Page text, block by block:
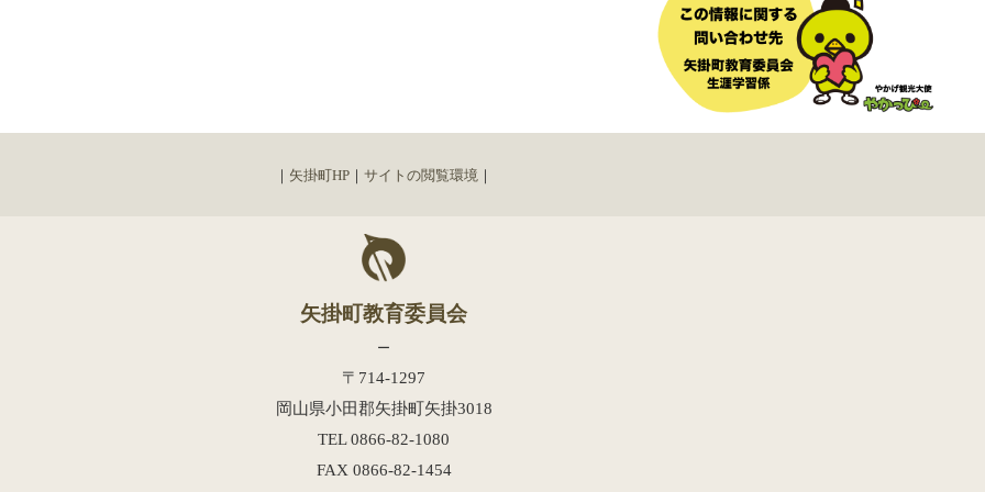
｜ 矢掛町HP ｜ サイトの閲覧環境 ｜
矢掛町教育委員会
ー
〒714-1297
岡山県小田郡矢掛町矢掛3018
TEL 0866-82-1080
FAX 0866-82-1454